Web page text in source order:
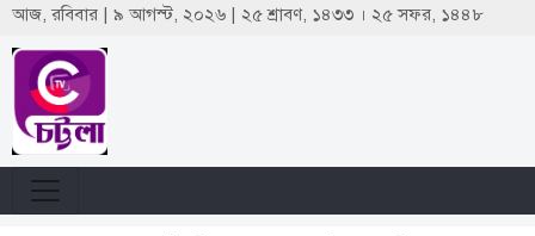
আজ, রবিবার | ৯ আগস্ট, ২০২৬ | ২৫ শ্রাবণ, ১৪৩৩ । ২৫ সফর, ১৪৪৮